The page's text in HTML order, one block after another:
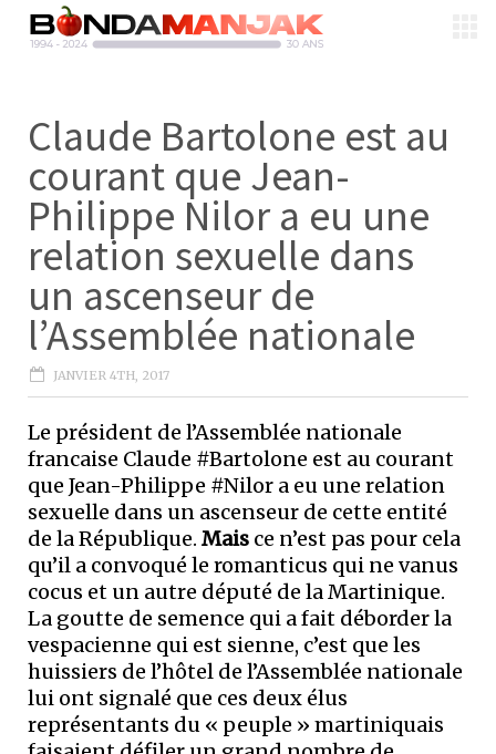
Claude Bartolone est au
courant que Jean-
Philippe Nilor a eu une
relation sexuelle dans
un ascenseur de
l’Assemblée nationale
JANVIER 4TH, 2017
Le président de l’Assemblée nationale
francaise Claude #Bartolone est au courant
que Jean-Philippe #Nilor a eu une relation
sexuelle dans un ascenseur de cette entité
de la République. Mais ce n’est pas pour cela
qu’il a convoqué le romanticus qui ne vanus
cocus et un autre député de la Martinique.
La goutte de semence qui a fait déborder la
vespacienne qui est sienne, c’est que les
huissiers de l’hôtel de l’Assemblée nationale
lui ont signalé que ces deux élus
représentants du « peuple » martiniquais